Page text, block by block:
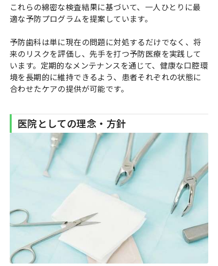
これらの綿密な検査結果に基づいて、一人ひとりに最
適な予防プログラムを提案しています。
予防歯科は単に現在の問題に対処するだけでなく、将
来のリスクを評価し、先手を打つ予防医療を実践して
います。定期的なメンテナンスを通じて、健康な口腔環
境を長期的に維持できるよう、患者それぞれの状態に
合わせたケアの提供が可能です。
医院としての理念・方針